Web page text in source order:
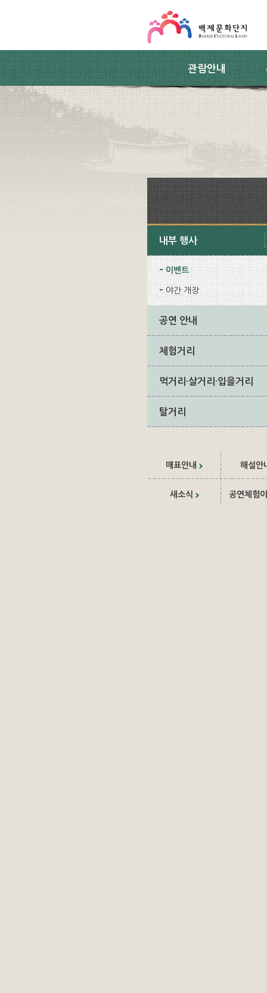
관람안내
내부 행사
이벤트
야간 개장
공연 안내
체험거리
먹거리·살거리·입을거리
탈거리
매표안내 해설안
새소식 공연체험